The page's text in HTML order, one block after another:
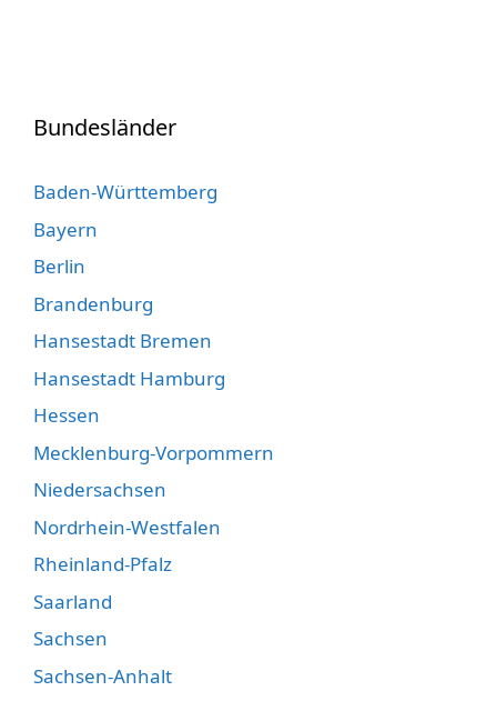
Bundesländer
Baden-Württemberg
Bayern
Berlin
Brandenburg
Hansestadt Bremen
Hansestadt Hamburg
Hessen
Mecklenburg-Vorpommern
Niedersachsen
Nordrhein-Westfalen
Rheinland-Pfalz
Saarland
Sachsen
Sachsen-Anhalt